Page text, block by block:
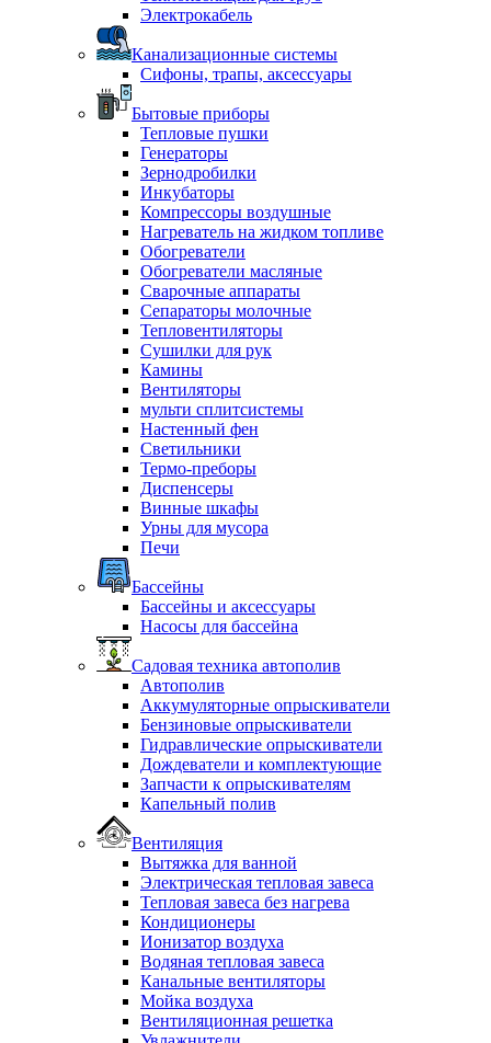
Электрокабель
Канализационные системы
Сифоны, трапы, аксессуары
Бытовые приборы
Тепловые пушки
Генераторы
Зернодробилки
Инкубаторы
Компрессоры воздушные
Нагреватель на жидком топливе
Обогреватели
Обогреватели масляные
Сварочные аппараты
Сепараторы молочные
Тепловентиляторы
Сушилки для рук
Камины
Вентиляторы
мульти сплитсистемы
Настенный фен
Светильники
Термо-преборы
Диспенсеры
Винные шкафы
Урны для мусора
Печи
Бассейны
Бассейны и аксессуары
Насосы для бассейна
Садовая техника автополив
Автополив
Аккумуляторные опрыскиватели
Бензиновые опрыскиватели
Гидравлические опрыскиватели
Дождеватели и комплектующие
Запчасти к опрыскивателям
Капельный полив
Вентиляция
Вытяжка для ванной
Электрическая тепловая завеса
Тепловая завеса без нагрева
Кондиционеры
Ионизатор воздуха
Водяная тепловая завеса
Канальные вентиляторы
Мойка воздуха
Вентиляционная решетка